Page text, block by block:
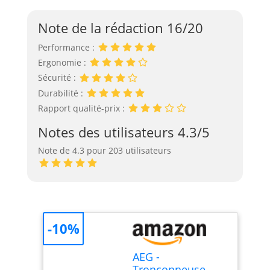
Note de la rédaction 16/20
Performance :
Ergonomie :
Sécurité :
Durabilité :
Rapport qualité-prix :
Notes des utilisateurs 4.3/5
Note de 4.3 pour 203 utilisateurs
AEG -
-10%